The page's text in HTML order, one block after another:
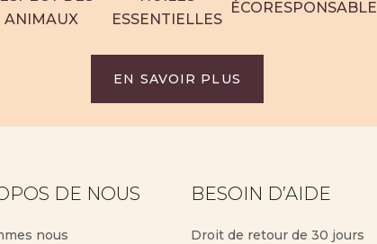
ANIMAUX
ESSENTIELLES
ÉCORESPONSABLE
EN SAVOIR PLUS
DE NOUS
nous
BESOIN D’AIDE
Droit de retour de 30 jours